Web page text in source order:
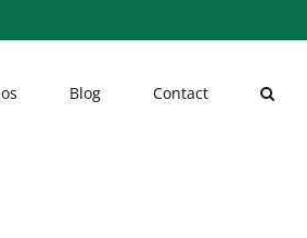
Blog Contact